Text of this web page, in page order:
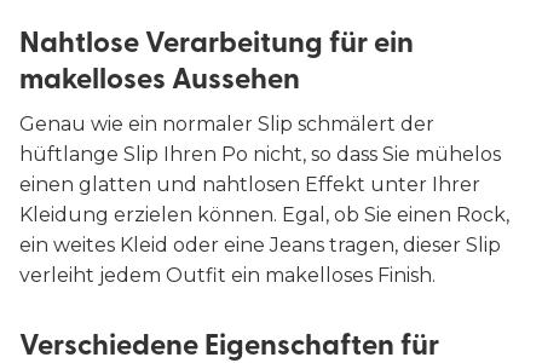
Nahtlose Verarbeitung für ein
makelloses Aussehen
Genau wie ein normaler Slip schmälert der
hüftlange Slip Ihren Po nicht, so dass Sie mühelos
einen glatten und nahtlosen Effekt unter Ihrer
Kleidung erzielen können. Egal, ob Sie einen Rock,
ein weites Kleid oder eine Jeans tragen, dieser Slip
verleiht jedem Outfit ein makelloses Finish.
Verschiedene Eigenschaften für